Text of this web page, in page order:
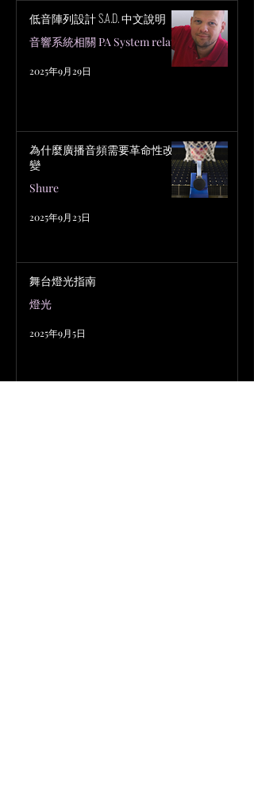
低音陣列設計 S.A.D. 中文說明
音響系統相關 PA System related
2025年9月29日
為什麼廣播音頻需要革命性改
變
Shure
2025年9月23日
舞台燈光指南
燈光
2025年9月5日